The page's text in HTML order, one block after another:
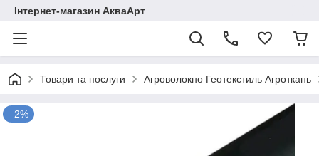
Інтернет-магазин АкваАрт
Товари та послуги Агроволокно Геотекстиль Агроткань
–2%